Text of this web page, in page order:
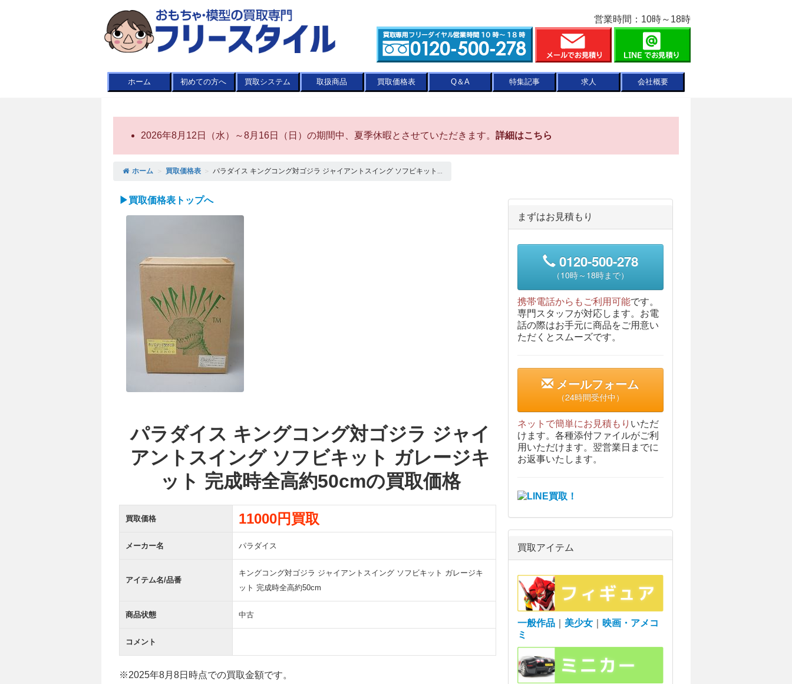
営業時間：10時～18時
ホーム 初めての方へ 買取システム 取扱商品 買取価格表 Q＆A 特集記事 求人 会社概要
2026年8月12日（水）～8月16日（日）の期間中、夏季休暇とさせていただきます。 詳細はこちら
ホーム ＞ 買取価格表 ＞ パラダイス キングコング対ゴジラ ジャイアントスイング ソフビキット...
▶買取価格表トップへ
パラダイス キングコング対ゴジラ ジャイ
アントスイング ソフビキット ガレージキ
ット 完成時全高約50cmの買取価格
買取価格 11000円買取
メーカー名 パラダイス
アイテム名/品番
キングコング対ゴジラ ジャイアントスイング ソフビキット ガレージキ
ット 完成時全高約50cm
商品状態 中古
コメント
※2025年8月8日時点での買取金額です。
まずはお見積もり
0120-500-278
（10時～18時まで）
携帯電話からもご利用可能です。
専門スタッフが対応します。お電
話の際はお手元に商品をご用意い
ただくとスムーズです。
メールフォーム
（24時間受付中）
ネットで簡単にお見積もり いただ
けます。各種添付ファイルがご利
用いただけます。翌営業日までに
お返事いたします。
買取アイテム
一般作品｜ 美少女｜
映画・アメコ
ミ